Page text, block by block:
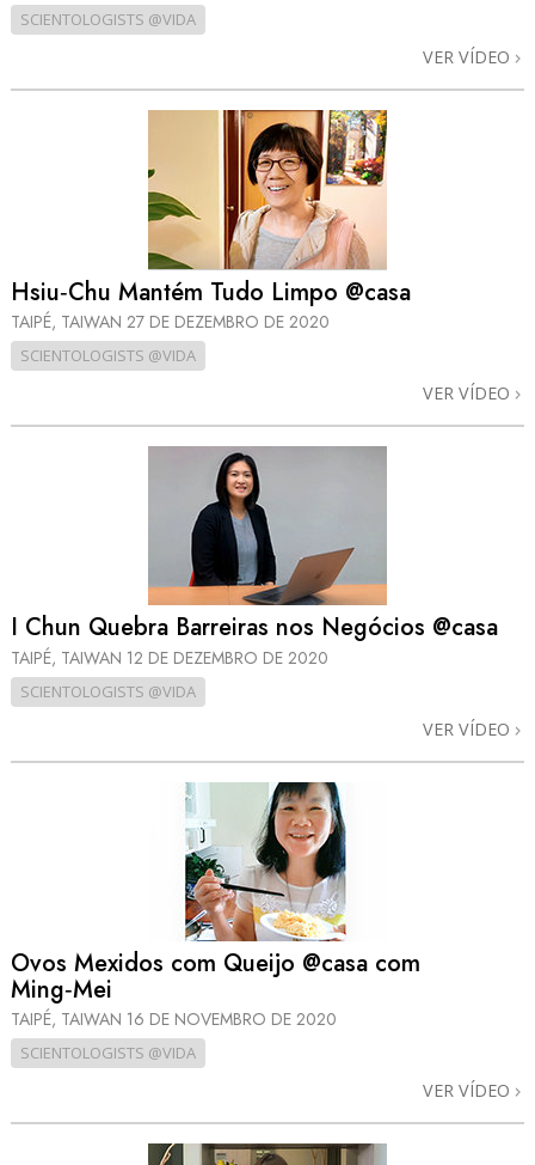
SCIENTOLOGISTS @VIDA
VER VÍDEO
Hsiu‑Chu Mantém Tudo Limpo @casa
TAIPÉ, TAIWAN 27 DE DEZEMBRO DE 2020
SCIENTOLOGISTS @VIDA
VER VÍDEO
I Chun Quebra Barreiras nos Negócios @casa
TAIPÉ, TAIWAN 12 DE DEZEMBRO DE 2020
SCIENTOLOGISTS @VIDA
VER VÍDEO
Ovos Mexidos com Queijo @casa com
Ming‑Mei
TAIPÉ, TAIWAN 16 DE NOVEMBRO DE 2020
SCIENTOLOGISTS @VIDA
VER VÍDEO